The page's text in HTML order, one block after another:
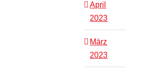
April
2023
März
2023